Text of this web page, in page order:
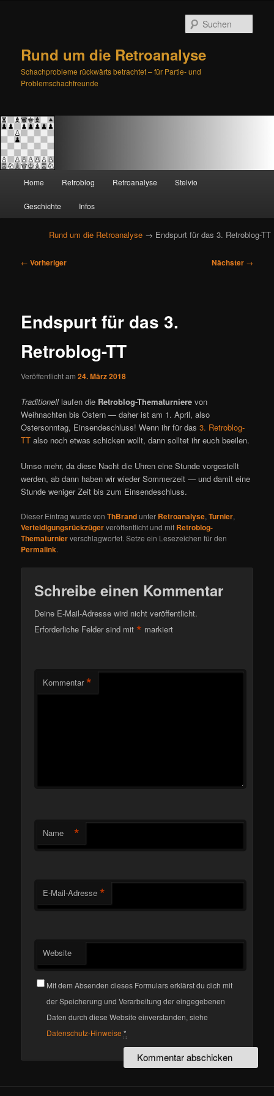
Rund um die Retroanalyse
Schachprobleme rückwärts betrachtet – für Partie- und
Problemschachfreunde
Zum
primären
Inhalt
springen
Zum
sekundären
Inhalt
springen
Home Retroblog Retroanalyse Stelvio
Geschichte Infos
Rund um die Retroanalyse → Endspurt für das 3. Retroblog-TT
B
a
s
a
i
g
a
t
o
n
← Vorheriger Nächster →
Endspurt für das 3.
Retroblog-TT
Veröffentlicht am24. März 2018
Traditionelllaufen die Retroblog-Thematurniere von
Weihnachten bis Ostern — daher ist am 1. April, also
Ostersonntag, Einsendeschluss! Wenn ihr für das3. Retroblog-
TT also noch etwas schicken wollt, dann solltet ihr euch beeilen.
Umso mehr, da diese Nacht die Uhren eine Stunde vorgestellt
werden, ab dann haben wir wieder Sommerzeit — und damit eine
Stunde weniger Zeit bis zum Einsendeschluss.
Dieser Eintrag wurde vonThBrandunter Retroanalyse,Turnier,
Verteidigungsrückzügerveröffentlicht und mit Retroblog-
Thematurnierverschlagwortet. Setze ein Lesezeichen für den
Permalink.
Schreibe einen Kommentar
Deine E-Mail-Adresse wird nicht veröffentlicht.
Erforderliche Felder sind mit* markiert
Kommentar *
Name *
E-Mail-Adresse *
Website
Mit dem Absenden dieses Formulars erklärst du dich mit
der Speicherung und Verarbeitung der eingegebenen
Daten durch diese Website einverstanden, siehe
Datenschutz-Hinweise *